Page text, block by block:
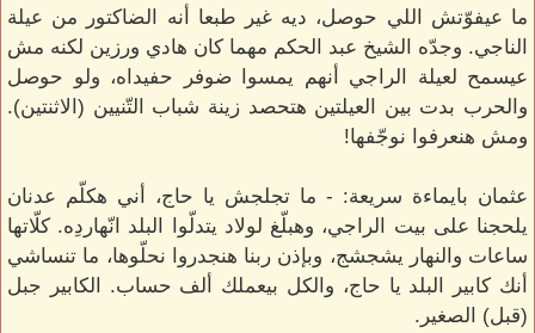
ما عيفوّتش اللي حوصل، ديه غير طبعا أنه الضاكتور من عيلة
الناجي. وجدّه الشيخ عبد الحكم مهما كان هادي ورزين لكنه مش
عيسمح لعيلة الراجي أنهم يمسوا ضوفر حفيداه، ولو حوصل
والحرب بدت بين العيلتين هتحصد زينة شباب التّنيين (الاثنتين).
ومش هنعرفوا نوجّفها!
عثمان بايماءة سريعة: - ما تجلجش يا حاج، أني هكلّم عدنان
يلحجنا على بيت الراجي، وهبلّغ لولاد يتدلّوا البلد انّهاردِه. كلّاتها
ساعات والنهار يشجشج، وبإذن ربنا هنجدروا نحلّوها، ما تنساشي
أنك كابير البلد يا حاج، والكل بيعملك ألف حساب. الكابير جبل
(قبل) الصغير.